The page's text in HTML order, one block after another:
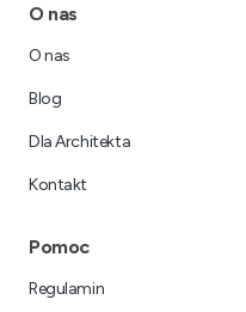
Linki w stopce
O nas
O nas
Blog
Dla Architekta
Kontakt
Pomoc
Regulamin